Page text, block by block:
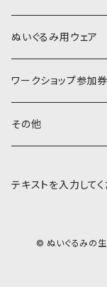
COSMO 25番刺しゅ
ぬいぐるみ用ウェア
ワークショップ参加券
その他
テキストを入力して
© ぬいぐるみの生